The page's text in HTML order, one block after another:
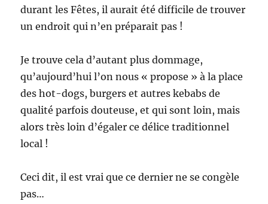
durant les Fêtes, il aurait été difficile de trouver
un endroit qui n’en préparait pas !
Je trouve cela d’autant plus dommage,
qu’aujourd’hui l’on nous « propose » à la place
des hot-dogs, burgers et autres kebabs de
qualité parfois douteuse, et qui sont loin, mais
alors très loin d’égaler ce délice traditionnel
local !
Ceci dit, il est vrai que ce dernier ne se congèle
pas…